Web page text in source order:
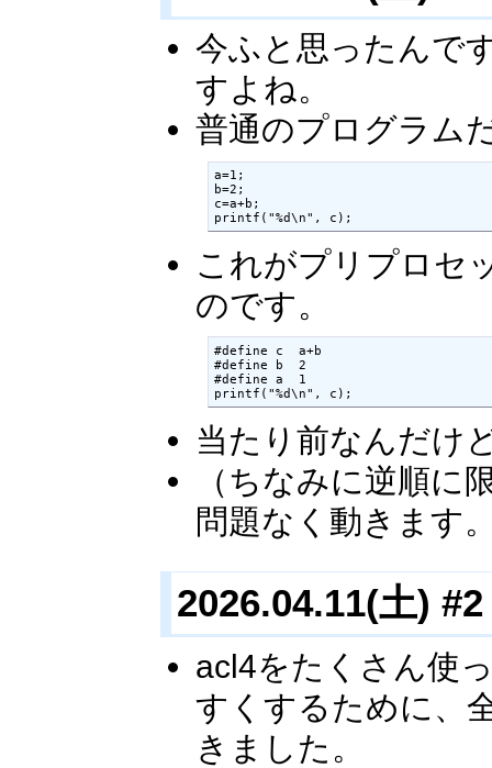
今ふと思ったんで
すよね。
普通のプログラム
a=1;
b=2;
c=a+b;
printf("%d\n", c);
これがプリプロセ
のです。
#define c  a+b
#define b  2
#define a  1
printf("%d\n", c);
当たり前なんだけ
（ちなみに逆順に
問題なく動きます
2026.04.11(土) #2
acl4をたくさん使
すくするために、
きました。